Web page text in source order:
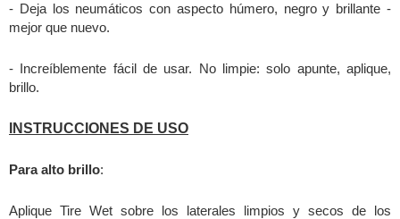
- Deja los neumáticos con aspecto húmero, negro y brillante -
mejor que nuevo.
- Increíblemente fácil de usar. No limpie: solo apunte, aplique,
brillo.
INSTRUCCIONES DE USO
Para alto brillo:
Aplique Tire Wet sobre los laterales limpios y secos de los